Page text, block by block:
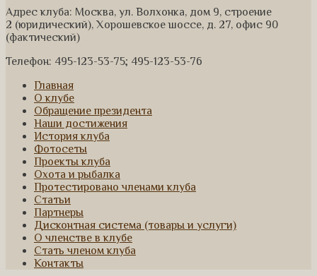
Адрес клуба: Москва, ул. Волхонка, дом 9, строение
2 (юридический), Хорошевское шоссе, д. 27, офис 90
(фактический)
Телефон: 495-123-53-75; 495-123-53-76
Главная
О клубе
Обращение президента
Наши достижения
История клуба
Фотосеты
Проекты клуба
Охота и рыбалка
Протестировано членами клуба
Статьи
Партнеры
Дисконтная система (товары и услуги)
О членстве в клубе
Стать членом клуба
Контакты